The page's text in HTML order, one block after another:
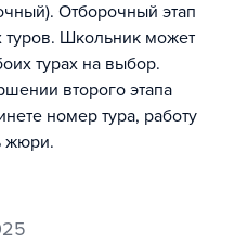
Отборочный этап
туров. Школьник может
турах на выбор.
второго этапа
номер тура, работу
жюри.